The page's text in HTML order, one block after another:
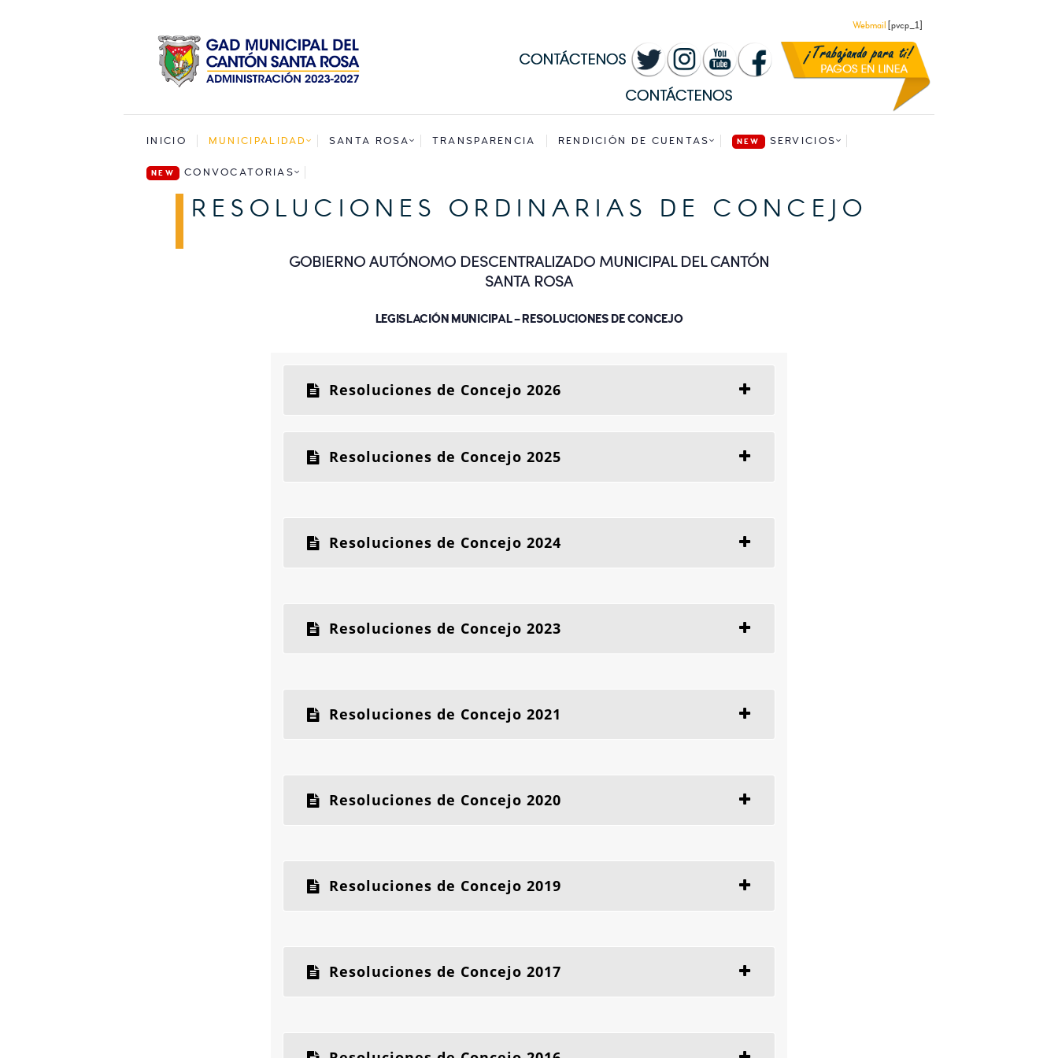
[pvcp_1]
Webmail
INICIO MUNICIPALIDAD SANTA ROSA TRANSPARENCIA RENDICIÓN DE CUENTAS SERVICIOS
CONVOCATORIAS
RESOLUCIONES ORDINARIAS DE CONCEJO
MUNICIPALIDAD
TRANSPARENCIA
CUENTAS
SERVICIOS
CONVOCATORIAS
GOBIERNO AUTÓNOMO DESCENTRALIZADO MUNICIPAL DEL CANTÓN
SANTA ROSA
LEGISLACIÓN MUNICIPAL – RESOLUCIONES DE CONCEJO
Resoluciones de Concejo 2026
Resoluciones de Concejo 2025
Resoluciones de Concejo 2024
Resoluciones de Concejo 2023
Resoluciones de Concejo 2021
Resoluciones de Concejo 2020
Resoluciones de Concejo 2019
Resoluciones de Concejo 2017